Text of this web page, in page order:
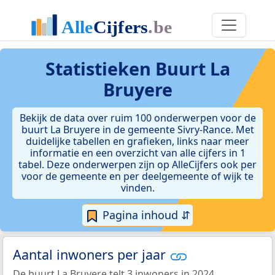
Statistieken Buurt La
Bruyere
Bekijk de data over ruim 100 onderwerpen voor de
buurt La Bruyere in de gemeente Sivry-Rance. Met
duidelijke tabellen en grafieken, links naar meer
informatie en een overzicht van alle cijfers in 1
tabel. Deze onderwerpen zijn op AlleCijfers ook per
voor de gemeente en per deelgemeente of wijk te
vinden.
Pagina inhoud ⇵
Aantal inwoners per jaar